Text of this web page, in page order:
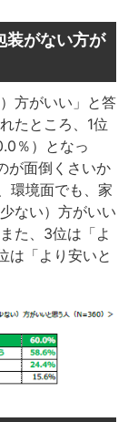
装がない方が
方がいい」と答
たところ、1位
％）となっ
が面倒くさいか
環境面でも、家
ない）方がいい
た、3位は「よ
は「より安いと